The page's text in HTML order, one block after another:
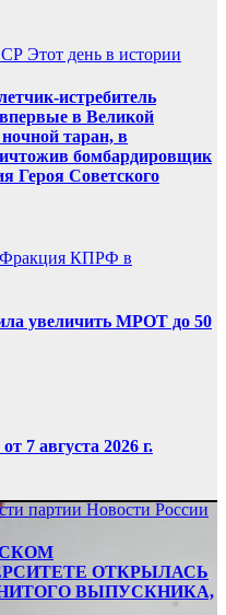
Этот день в истории
истребитель
в Великой
таран, в
бомбардировщик
Героя Советского
Фракция КПРФ в
увеличить МРОТ до 50
7 августа 2026 г.
партии Новости России
ОТКРЫЛАСЬ
ВЫПУСКНИКА,